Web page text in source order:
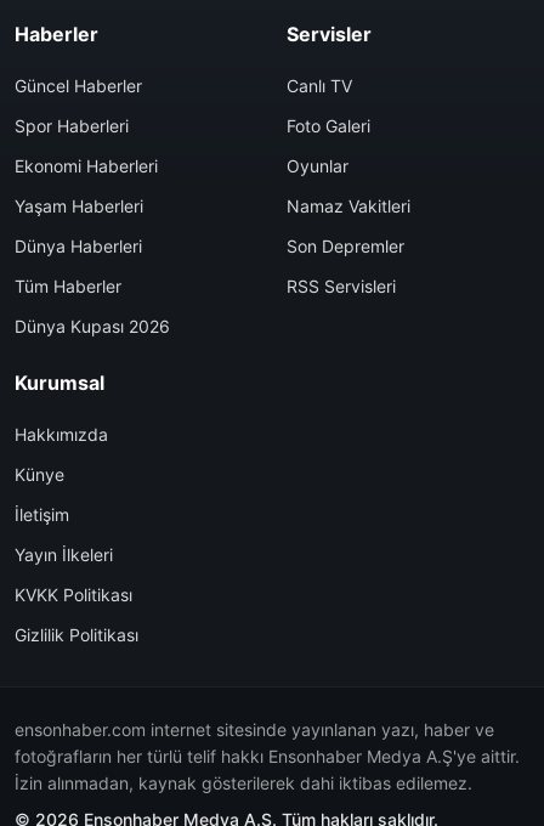
Haberler
Güncel Haberler
Spor Haberleri
Ekonomi Haberleri
Yaşam Haberleri
Dünya Haberleri
Tüm Haberler
Dünya Kupası 2026
Servisler
Canlı TV
Foto Galeri
Oyunlar
Namaz Vakitleri
Son Depremler
RSS Servisleri
Kurumsal
Hakkımızda
Künye
İletişim
Yayın İlkeleri
KVKK Politikası
Gizlilik Politikası
ensonhaber.com internet sitesinde yayınlanan yazı, haber ve
fotoğrafların her türlü telif hakkı Ensonhaber Medya A.Ş'ye aittir.
İzin alınmadan, kaynak gösterilerek dahi iktibas edilemez.
© 2026 Ensonhaber Medya A.Ş. Tüm hakları saklıdır.